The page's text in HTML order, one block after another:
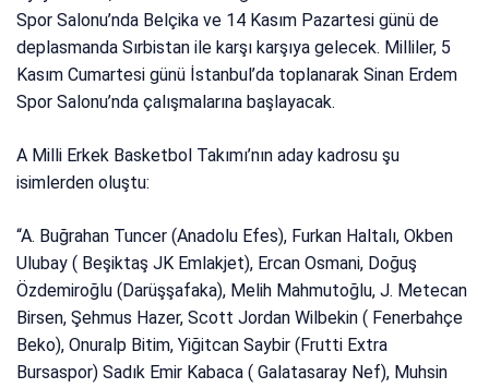
Spor Salonu’nda Belçika ve 14 Kasım Pazartesi günü de
deplasmanda Sırbistan ile karşı karşıya gelecek. Milliler, 5
Kasım Cumartesi günü İstanbul’da toplanarak Sinan Erdem
Spor Salonu’nda çalışmalarına başlayacak.
A Milli Erkek Basketbol Takımı’nın aday kadrosu şu
isimlerden oluştu:
“A. Buğrahan Tuncer (Anadolu Efes), Furkan Haltalı, Okben
Ulubay ( Beşiktaş JK Emlakjet), Ercan Osmani, Doğuş
Özdemiroğlu (Darüşşafaka), Melih Mahmutoğlu, J. Metecan
Birsen, Şehmus Hazer, Scott Jordan Wilbekin ( Fenerbahçe
Beko), Onuralp Bitim, Yiğitcan Saybir (Frutti Extra
Bursaspor) Sadık Emir Kabaca ( Galatasaray Nef), Muhsin